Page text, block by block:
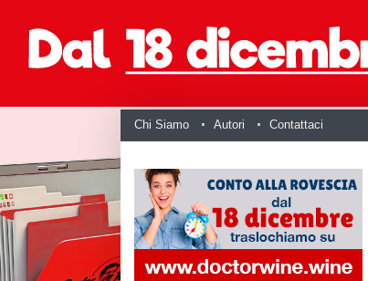
Chi Siamo Autori Contattaci